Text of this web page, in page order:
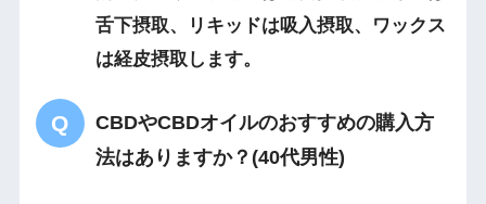
舌下摂取、リキッドは吸入摂取、ワックス
は経皮摂取します。
CBDやCBDオイルのおすすめの購入方
法はありますか？(40代男性)